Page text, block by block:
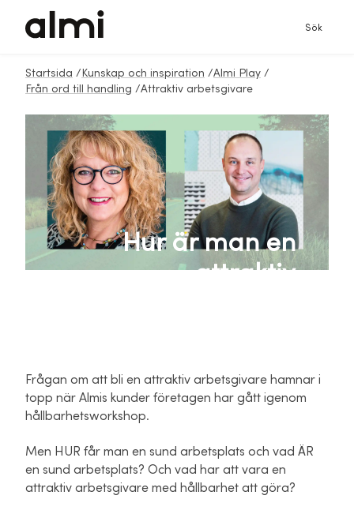
Sök
Startsida / Kunskap och inspiration /Almi Play /
Från ord till handling /Attraktiv arbetsgivare
Hur är man en
attraktiv
Frågan om att bli en attraktiv arbetsgivare hamnar i
topp när Almis kunder företagen har gått igenom
hållbarhetsworkshop.
Men HUR får man en sund arbetsplats och vad ÄR
en sund arbetsplats? Och vad har att vara en
attraktiv arbetsgivare med hållbarhet att göra?